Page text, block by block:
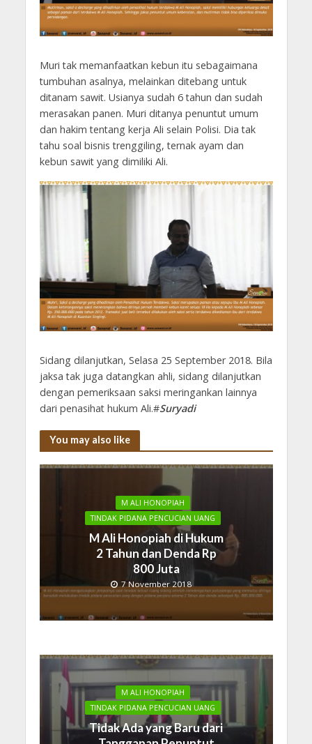
Muri tak memanfaatkan kebun itu sebagaimana
tumbuhan asalnya, melainkan ditebang untuk
ditanam sawit. Usianya sudah 6 tahun dan sudah
merasakan panen. Muri ditanya penuntut umum
dan hakim tentang kerja Ali selain Polisi. Dia tak
tahu soal bisnis trenggiling, ternak ayam dan
kebun sawit yang dimiliki Ali.
Sidang dilanjutkan, Selasa 25 September 2018. Bila
jaksa tak juga datangkan ahli, sidang dilanjutkan
dengan pemeriksaan saksi meringankan lainnya
dari penasihat hukum Ali.#Suryadi
You may also like
M ALI HONOPIAH
TINDAK PIDANA PENCUCIAN UANG
M Ali Honopiah di Hukum
2 Tahun dan Denda Rp
800 Juta
7 November 2018
M ALI HONOPIAH
TINDAK PIDANA PENCUCIAN UANG
Tidak Ada yang Baru dari